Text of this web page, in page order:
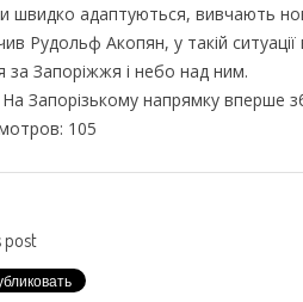
швидко адаптуються, вивчають
Рудольф Акопян, у такій
за Запоріжжя і небо над ним.
Запорізькому напрямку вперше
105
post